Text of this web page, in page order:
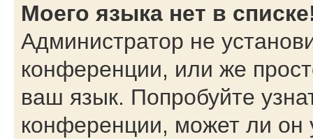
Моего языка нет в
Администратор не
конференции, или же
ваш язык. Попробуйте
конференции, может ли он